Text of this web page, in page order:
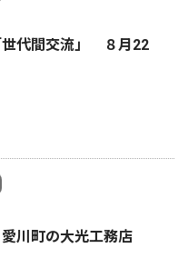
代間交流」 ８月22
川町の大光工務店